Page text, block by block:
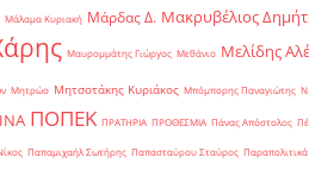
Μάλαμα Κυριακή Μάρδας Δ. Μακρυβέλιος
Μαυρομμάτης Γιώργος Μεθάνιο Μελίδης
Μητρώο Μητσοτάκης Κυριάκος Μπόμπορης Παναγιώτης
ΠΟΠΕΚ ΠΡΑΤΗΡΙΑ ΠΡΟΘΕΣΜΙΑ Πάνας Απόστολος
Παπαμιχαήλ Σωτήρης Παπασταύρου Σταύρος Παραπολιτικά